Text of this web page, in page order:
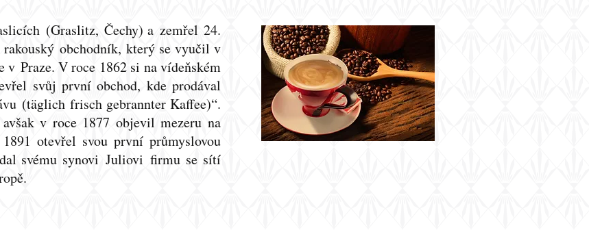
(Graslitz, Čechy) a zemřel24.
rakouský obchodník, který se vyučil v
v Praze. V roce 1862 si na vídeňském
svůj první obchod, kde prodával
(täglich frisch gebrannter Kaffee)“.
v roce 1877 objevil mezeru na
otevřel svou první průmyslovou
svému synoviJuliovi firmu se sítí